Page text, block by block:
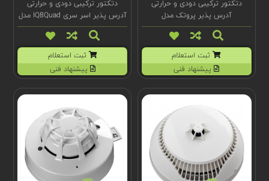
دتکتور ترکیبی دودی و حرارتی
آدرس پذیر پروتک مدل
6000Plus/OPHT
ثبت استعلام
پیشنهاد فنی
دتکتور ترکیبی دودی و حرارتی
آدرس پذیر اسر سری IQ8Quad مدل
802374.IN
ثبت استعلام
پیشنهاد فنی